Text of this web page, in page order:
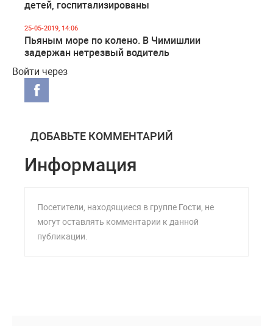
детей, госпитализированы
25-05-2019, 14:06
Пьяным море по колено. В Чимишлии
задержан нетрезвый водитель
Войти через
ДОБАВЬТЕ КОММЕНТАРИЙ
Информация
Посетители, находящиеся в группе Гости, не
могут оставлять комментарии к данной
публикации.